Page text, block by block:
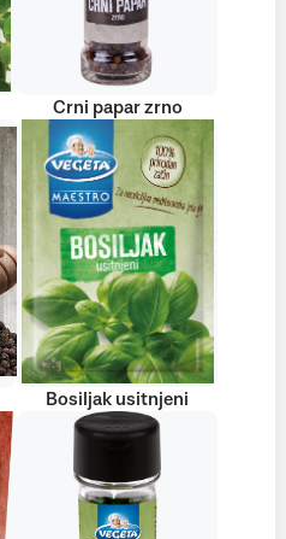
Crni papar zrno
Bosiljak usitnjeni